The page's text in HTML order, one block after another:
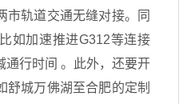
市轨道交通无缝对接。同
如加速推进G312等连接
通行时间 。此外，还要开
舒城万佛湖至合肥的定制